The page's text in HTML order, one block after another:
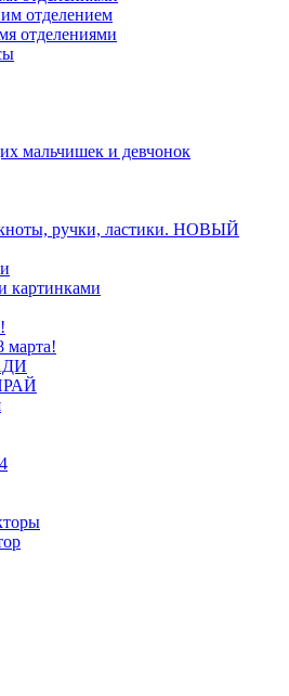
отделением
отделениями
мальчишек и девчонок
ручки, ластики. НОВЫЙ
картинками
марта!